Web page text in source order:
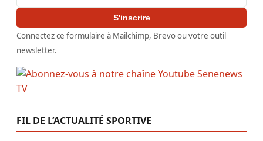
S'inscrire
Connectez ce formulaire à Mailchimp, Brevo ou votre outil
newsletter.
FIL DE L’ACTUALITÉ SPORTIVE